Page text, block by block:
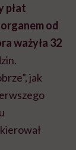
płat
od
ważyła 32
jak